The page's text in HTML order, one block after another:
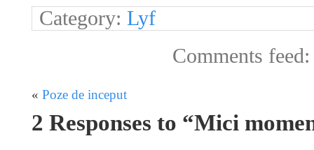
Category: Lyf
Comments
« Poze de inceput
2 Responses to “Mici